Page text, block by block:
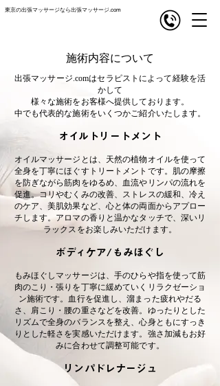
com
東京の出張マッサージなら出張マッサージ.com
施術内容について
出張マッサージ.comはセラピストによって経験を活
かして
様々な施術をお客様へ提供しております。
​中でも代表的な施術をいくつかご紹介いたします。
オイルトリートメント
オイルマッサージとは、天然の植物オイルを使って
全身を丁寧にほぐすトリートメントです。肌の摩擦
を防ぎながら筋肉をゆるめ、血流やリンパの流れを
促進。コリやむくみの改善、ストレスの緩和、冷え
のケア、美肌効果など、心と体の両面からアプロー
チします。アロマの香りと温かなタッチで、深いリ
ラックスをお楽しみいただけます。
ボディケア/もみほぐし
もみほぐしマッサージは、手のひらや指を使って筋
肉のこり・張りを丁寧に緩めていくリラクゼーショ
ン施術です。血行を促進し、溜まった疲れやだる
さ、肩こり・腰の重さなどを改善。ゆったりとした
リズムで全身のバランスを整え、心身ともにすっき
りとした軽さを実感いただけます。強さ加減もお好
みに合わせて調整可能です。
リンパドレナージュ